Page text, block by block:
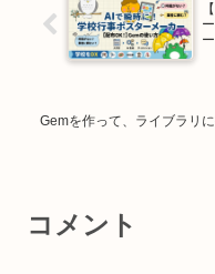
Gemを作って、ライブラリに
コメント